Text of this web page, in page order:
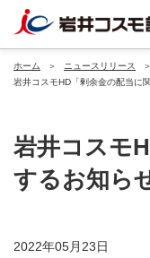
ホーム ＞ ニュースリリース ＞
岩井コスモHD「剰余金の配当に
岩井コスモ
するお知ら
2022年05月23日